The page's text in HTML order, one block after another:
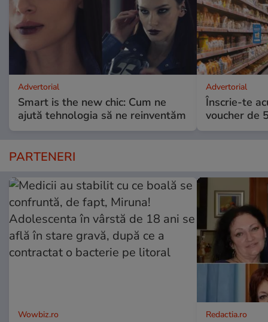
Advertorial
Smart is the new chic: Cum ne
ajută tehnologia să ne reinventăm
Advertorial
Înscrie-te
voucher de
PARTENERI
Wowbiz.ro Redactia.ro